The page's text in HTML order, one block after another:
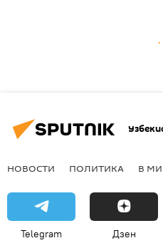
НОВОСТИ ПОЛИТИКА В
Telegram Дзен